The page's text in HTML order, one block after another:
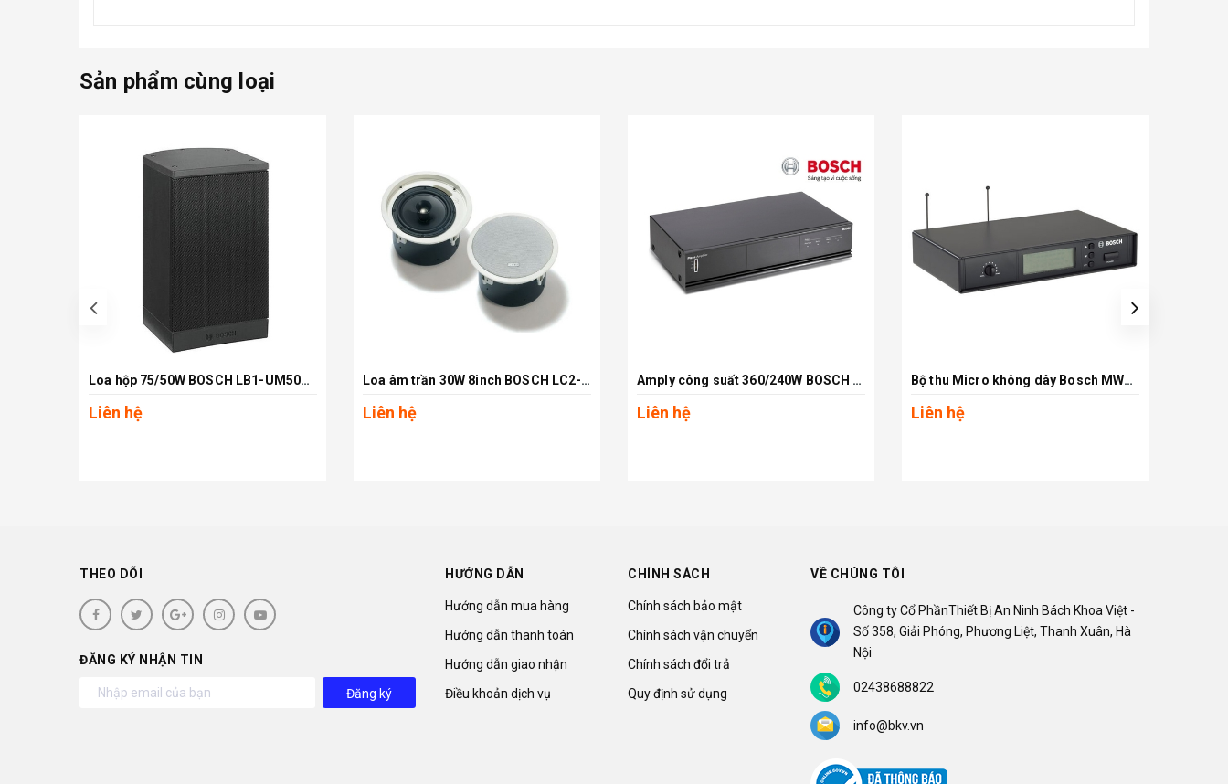
Sản phẩm cùng loại
Xem chi tiết Loa hộp 75/50W BOSCH LB1-UM50E-D màu xám , vỏ kim loại
Liên hệ
Xem chi tiết Loa âm trần 30W 8inch BOSCH LC2-PC30G6-8
Liên hệ
Xem chi tiết Amply công suất 360/240W BOSCH LBB1935/20
Liên hệ
Xem chi tiết Bộ thu Micro không dây Bosch MW1-RX-F5
Liên hệ
THEO DÕI
ĐĂNG KÝ NHẬN TIN
Đăng ký
HƯỚNG DẪN
Hướng dẫn mua hàng
Hướng dẫn thanh toán
Hướng dẫn giao nhận
Điều khoản dịch vụ
CHÍNH SÁCH
Chính sách bảo mật
Chính sách vận chuyển
Chính sách đổi trả
Quy định sử dụng
VỀ CHÚNG TÔI
Công ty Cổ PhầnThiết Bị An Ninh Bách Khoa Việt -
Số 358, Giải Phóng, Phương Liệt, Thanh Xuân, Hà
Nội
02438688822
info@bkv.vn